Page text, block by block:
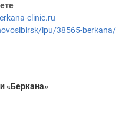
clinic.ru
lpu/38565-berkana/
«Беркана»